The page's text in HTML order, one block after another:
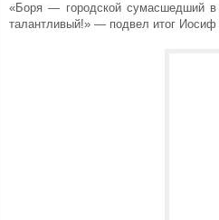
«Боря — городской сумасшедший
талантливый!» — подвел итог Иосиф